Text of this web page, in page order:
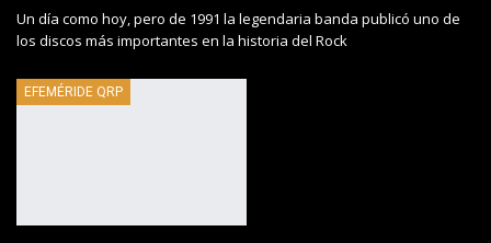
Un día como hoy, pero de 1991 la legendaria banda publicó uno de
los discos más importantes en la historia del Rock
EFEMÉRIDE QRP